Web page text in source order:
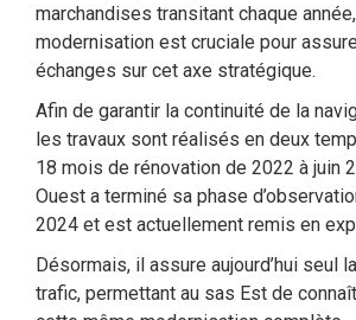
marchandises transitant chaque
modernisation est cruciale pour
échanges sur cet axe stratégique.
Afin de garantir la continuité de la
les travaux sont réalisés en deux
18 mois de rénovation de 2022 à juin
Ouest a terminé sa phase
2024 et est actuellement remis en
Désormais, il assure aujourd’hui seul
trafic, permettant au sas Est de